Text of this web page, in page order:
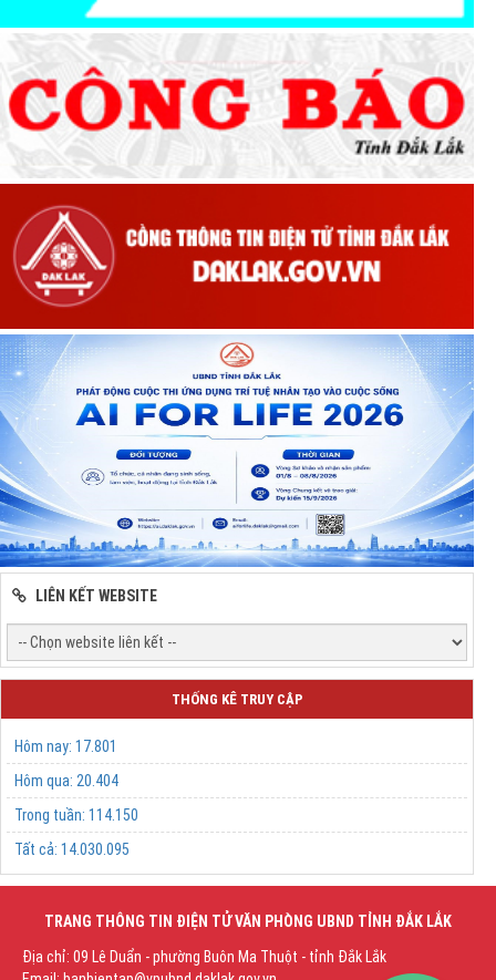
LIÊN KẾT WEBSITE
THỐNG KÊ TRUY CẬP
Hôm nay: 17.801
Hôm qua: 20.404
Trong tuần: 114.150
Tất cả: 14.030.095
TRANG THÔNG TIN ĐIỆN TỬ VĂN PHÒNG UBND TỈNH ĐẮK LẮK
Địa chỉ: 09 Lê Duẩn - phường Buôn Ma Thuột - tỉnh Đắk Lắk